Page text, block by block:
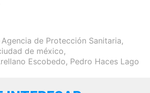
Agencia de Protección Sanitaria,
de méxico,
Escobedo, Pedro Haces Lago